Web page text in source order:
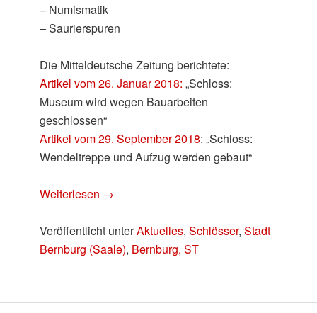
– Numismatik
– Saurierspuren
Die Mitteldeutsche Zeitung berichtete:
Artikel vom 26. Januar 2018: „Schloss:
Museum wird wegen Bauarbeiten
geschlossen“
Artikel vom 29. September 2018: „Schloss:
Wendeltreppe und Aufzug werden gebaut“
Weiterlesen →
Veröffentlicht unterAktuelles,Schlösser,Stadt
Bernburg (Saale), Bernburg, ST